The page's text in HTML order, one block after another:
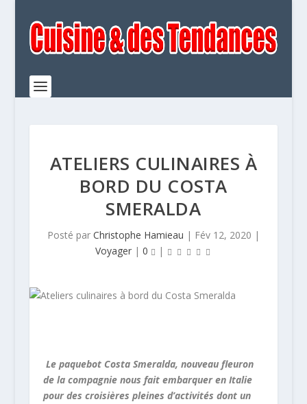
ATELIERS CULINAIRES À
BORD DU COSTA
SMERALDA
Posté par Christophe Hamieau | Fév 12, 2020 |
Voyager| 0 |
Le paquebot Costa Smeralda, nouveau fleuron
de la compagnie nous fait embarquer en Italie
pour des croisières pleines d’activités dont un